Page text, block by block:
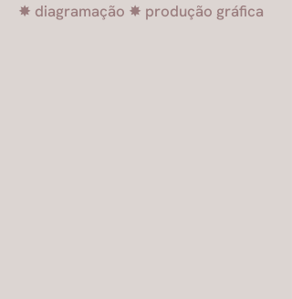
✸ diagramação ✸ produção gráfica